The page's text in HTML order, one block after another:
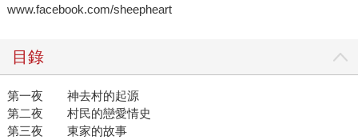
www.facebook.com/sheepheart
目錄
第一夜 神去村的起源
第二夜 村民的戀愛情史
第三夜 東家的故事